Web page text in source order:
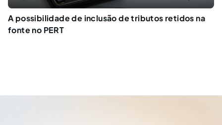
A possibilidade de inclusão de tributos retidos na
fonte no PERT